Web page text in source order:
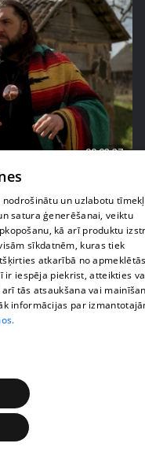
00:02:27
draudzenei
un uzlabotu
satura ģenerēšanai, veiktu
kā arī produktu
sīkdatnēm, kuras tiek
atkarībā no
ir iespēja piekrist, atteikties
tās atsaukšana vai
informācijas par